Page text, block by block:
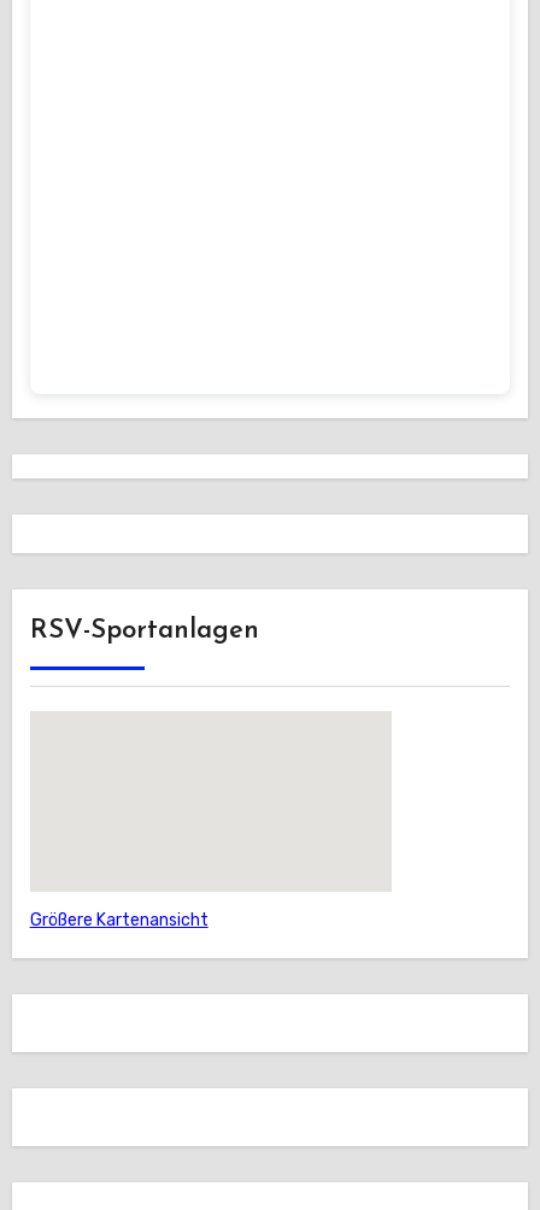
RSV-Sportanlagen
Größere Kartenansicht